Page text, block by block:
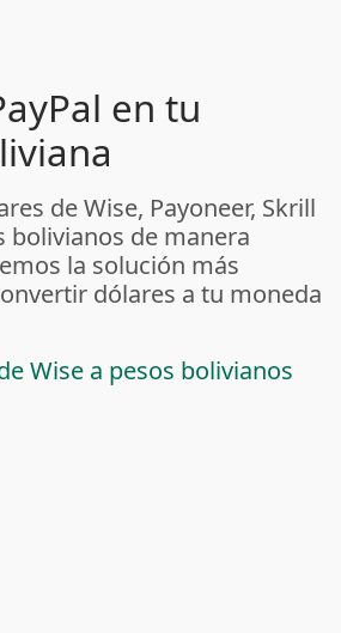
en tu
de Wise, Payoneer, Skrill
bolivianos de manera
la solución más
dólares a tu moneda
Wise a pesos bolivianos